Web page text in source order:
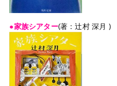
●家族シアター(著：辻村 深月 )